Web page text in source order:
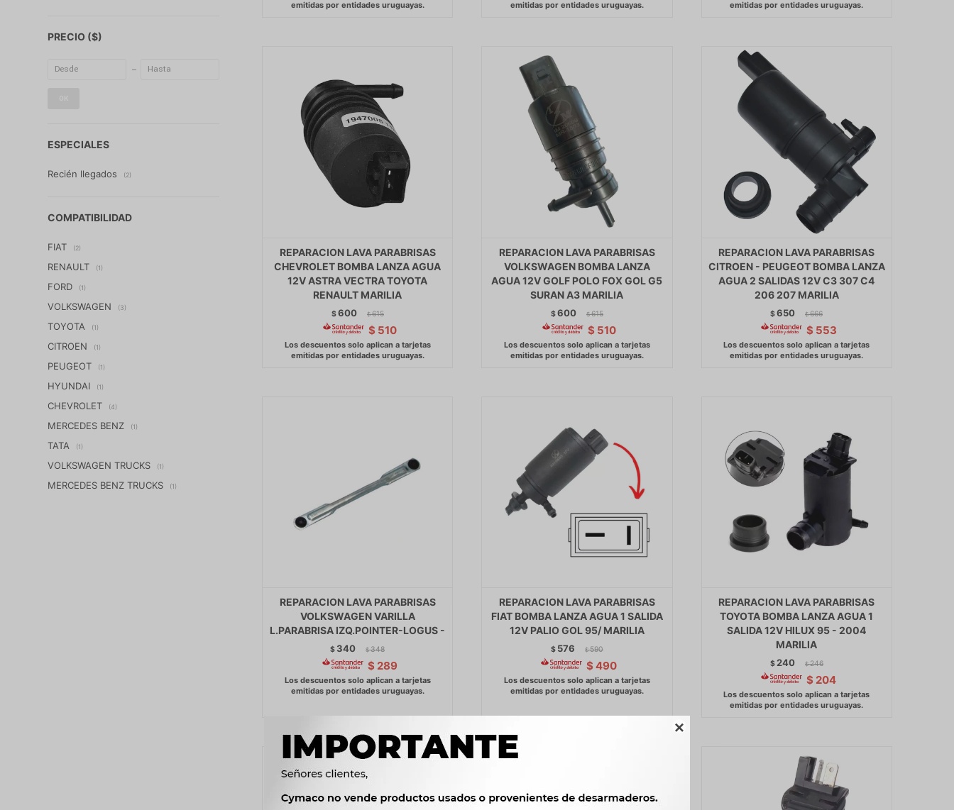

REPARACION LAVA PARABRISAS
CHEVROLET BOMBA LANZA AGUA
12V ASTRA VECTRA TOYOTA
RENAULT MARILIA
$600 $ 615
$ 510
REPARACION LAVA PARABRISAS
VOLKSWAGEN BOMBA LANZA
AGUA 12V GOLF POLO FOX GOL G5
SURAN A3 MARILIA
$600 $ 615
$ 510
REPARACION LAVA PARABRISAS
CITROEN - PEUGEOT BOMBA LANZA
AGUA 2 SALIDAS 12V C3 307 C4
206 207 MARILIA
$650 $ 666
$ 553
REPARACION LAVA PARABRISAS
VOLKSWAGEN VARILLA
L.PARABRISA IZQ.POINTER-LOGUS -
$ 340 $ 348
$ 289
REPARACION LAVA PARABRISAS
FIAT BOMBA LANZA AGUA 1 SALIDA
12V PALIO GOL 95/ MARILIA
$ 576 $ 590
$ 490
REPARACION LAVA PARABRISAS
TOYOTA BOMBA LANZA AGUA 1
SALIDA 12V HILUX 95 - 2004
MARILIA
$ 240 $ 246
$ 204
PRECIO ($)
ESPECIALES
Recién llegados (2)
COMPATIBILIDAD
FIAT (2)
RENAULT (1)
FORD (1)
VOLKSWAGEN (3)
TOYOTA (1)
CITROEN (1)
PEUGEOT (1)
HYUNDAI (1)
CHEVROLET (4)
MERCEDES BENZ (1)
TATA (1)
VOLKSWAGEN TRUCKS (1)
MERCEDES BENZ TRUCKS (1)